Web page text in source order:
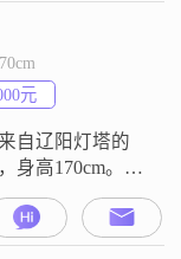
元
自辽阳灯塔的
身高170cm。目
8000元之间。大
，有一辆代步
喝酒，无纹